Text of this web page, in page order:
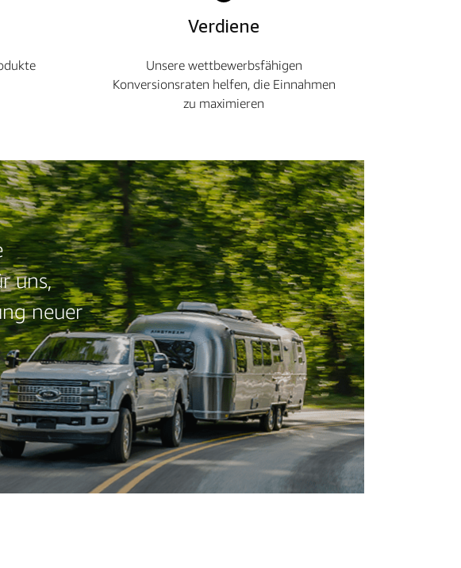
Verdiene
Unsere wettbewerbsfähigen
Konversionsraten helfen, die Einnahmen
zu maximieren
uns,
neuer